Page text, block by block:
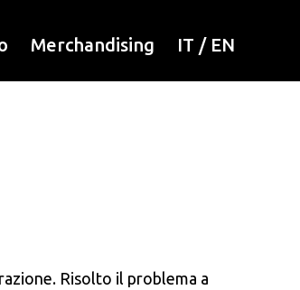
Merchandising IT / EN
Risolto il problema a